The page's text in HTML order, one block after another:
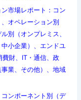
市場レポート：コン
オペレーション別
別（オンプレミス、
小企業）、エンドユ
財、IT・通信、政
業、その他）、地域
ンポーネント別（デ